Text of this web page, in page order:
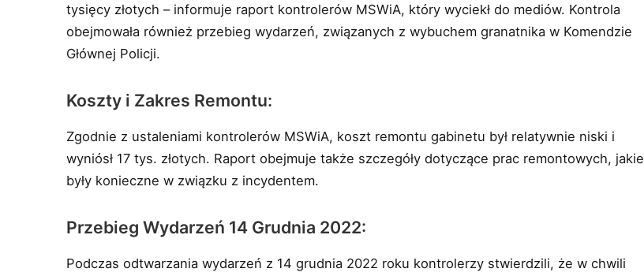
tysięcy złotych – informuje raport kontrolerów MSWiA, który wyciekł do mediów. Kontrola
obejmowała również przebieg wydarzeń, związanych z wybuchem granatnika w Komendzie
Głównej Policji.
Koszty i Zakres Remontu:
Zgodnie z ustaleniami kontrolerów MSWiA, koszt remontu gabinetu był relatywnie niski i
wyniósł 17 tys. złotych. Raport obejmuje także szczegóły dotyczące prac remontowych, jakie
były konieczne w związku z incydentem.
Przebieg Wydarzeń 14 Grudnia 2022:
Podczas odtwarzania wydarzeń z 14 grudnia 2022 roku kontrolerzy stwierdzili, że w chwili